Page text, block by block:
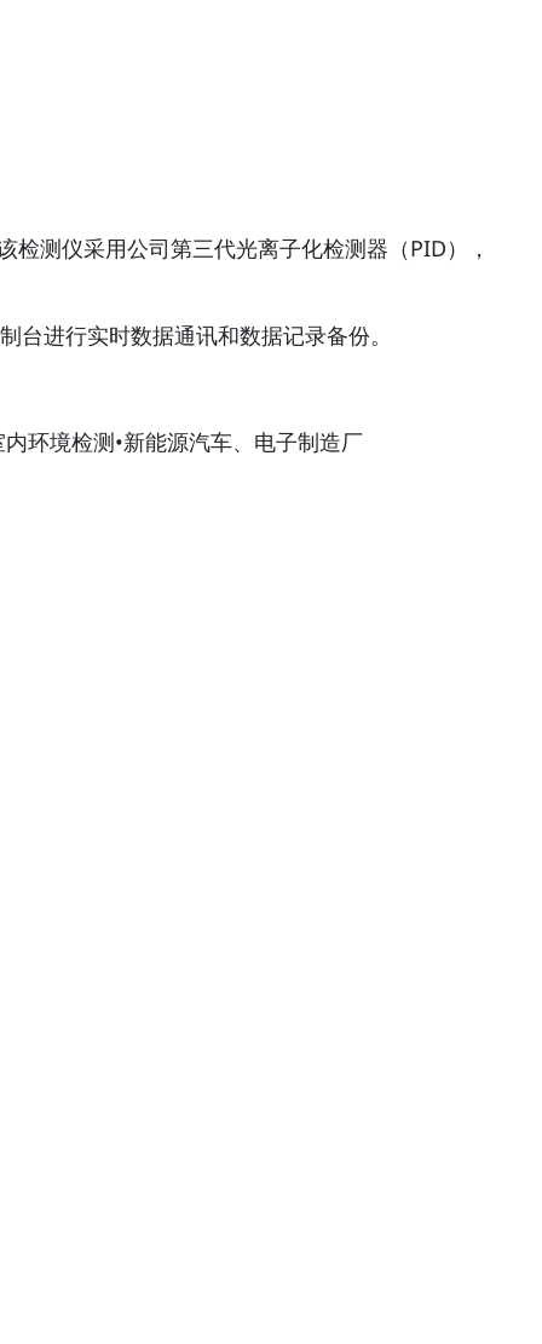
测仪采用公司第三代光离子化检测器（PID），
进行实时数据通讯和数据记录备份。
内环境检测•新能源汽车、电子制造厂